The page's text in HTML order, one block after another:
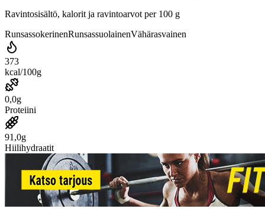
Ravintosisältö, kalorit ja ravintoarvot per 100 g
RunsassokerinenRunsassuolainenVähärasvainen
373
kcal/100g
0,0g
Proteiini
91,0g
Hiilihydraatit